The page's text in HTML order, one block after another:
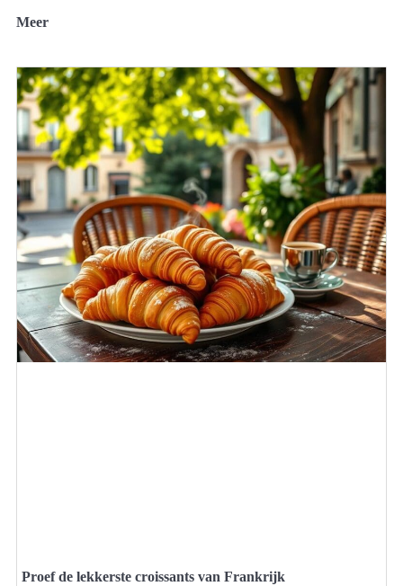
Meer
Proef de lekkerste croissants van Frankrijk